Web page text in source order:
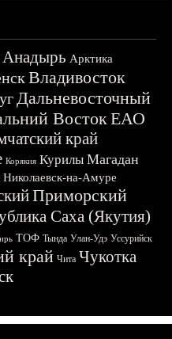
Анадырь Арктика
Владивосток
Дальневосточный
ВостокЕАО
край
Корякия Курилы Магадан
Николаевск-на-Амуре
Приморский
Саха (Якутия)
ТОФ Тында Улан-Удэ Уссурийск
край Чита Чукотка